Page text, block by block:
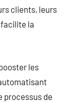
clients, leurs
la
les
processus de